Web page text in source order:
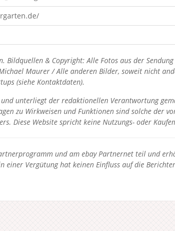
& Copyright: Alle Fotos aus der
Maurer / Alle anderen Bilder, soweit nicht
(siehe Kontaktdaten).
unterliegt der redaktionellen Verantwortung
zu Wirkweisen und Funktionen sind solche der
Diese Website spricht keine Nutzungs- oder
und am ebay Partnernet teil und
einer Vergütung hat keinen Einfluss auf die